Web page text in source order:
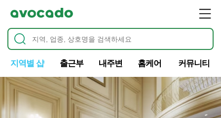
지역별 샵 출근부 내주변 홈케어 커뮤니티